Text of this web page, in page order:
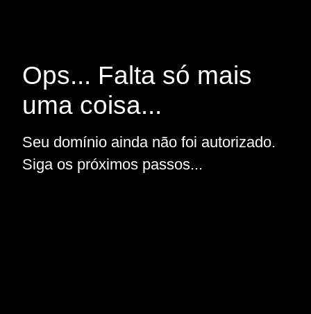
Ops... Falta só mais
uma coisa...
Seu domínio ainda não foi autorizado.
Siga os próximos passos...